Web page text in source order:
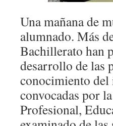
Una mañana de
alumnado. Más
Bachillerato han
desarrollo de las
conocimiento del
convocadas por
Profesional,